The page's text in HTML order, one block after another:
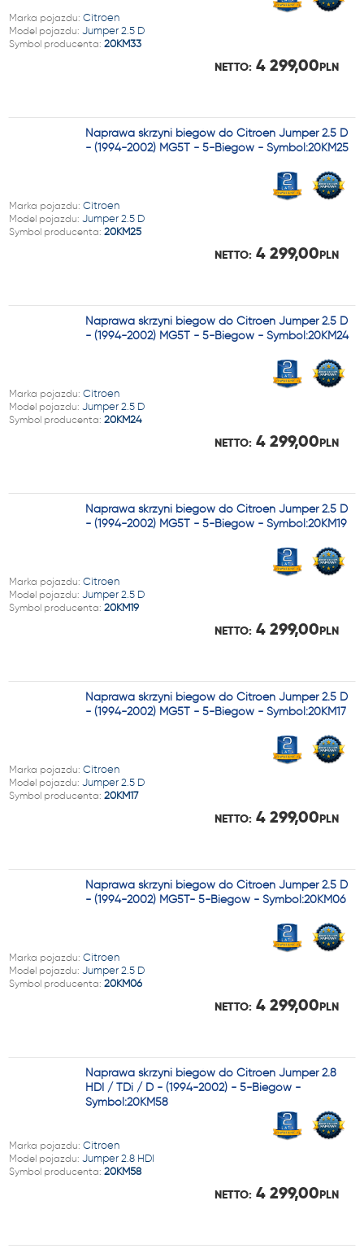
Marka pojazdu: Citroen
Model pojazdu: Jumper 2.5 D
Symbol producenta: 20KM33
NETTO: 4 299,00PLN
Naprawa skrzyni biegów do Citroen Jumper 2.5 D
- (1994-2002) MG5T - 5-Biegów - Symbol:20KM25
Marka pojazdu: Citroen
Model pojazdu: Jumper 2.5 D
Symbol producenta: 20KM25
NETTO: 4 299,00PLN
Naprawa skrzyni biegów do Citroen Jumper 2.5 D
- (1994-2002) MG5T - 5-Biegów - Symbol:20KM24
Marka pojazdu: Citroen
Model pojazdu: Jumper 2.5 D
Symbol producenta: 20KM24
NETTO: 4 299,00PLN
Naprawa skrzyni biegów do Citroen Jumper 2.5 D
- (1994-2002) MG5T - 5-Biegów - Symbol:20KM19
Marka pojazdu: Citroen
Model pojazdu: Jumper 2.5 D
Symbol producenta: 20KM19
NETTO: 4 299,00PLN
Naprawa skrzyni biegów do Citroen Jumper 2.5 D
- (1994-2002) MG5T - 5-Biegów - Symbol:20KM17
Marka pojazdu: Citroen
Model pojazdu: Jumper 2.5 D
Symbol producenta: 20KM17
NETTO: 4 299,00PLN
Naprawa skrzyni biegów do Citroen Jumper 2.5 D
- (1994-2002) MG5T- 5-Biegów - Symbol:20KM06
Marka pojazdu: Citroen
Model pojazdu: Jumper 2.5 D
Symbol producenta: 20KM06
NETTO: 4 299,00PLN
Naprawa skrzyni biegów do Citroen Jumper 2.8
HDI / TDi / D - (1994-2002) - 5-Biegów -
Symbol:20KM58
Marka pojazdu: Citroen
Model pojazdu: Jumper 2.8 HDI
Symbol producenta: 20KM58
NETTO: 4 299,00PLN